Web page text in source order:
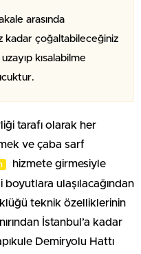
arasında
kadar çoğaltabileceğiniz
kısalabilme
tarafı olarak her
ve çaba sarf
hizmete girmesiyle
ulaşılacağından
teknik özelliklerinin
İstanbul’a kadar
Demiryolu Hattı